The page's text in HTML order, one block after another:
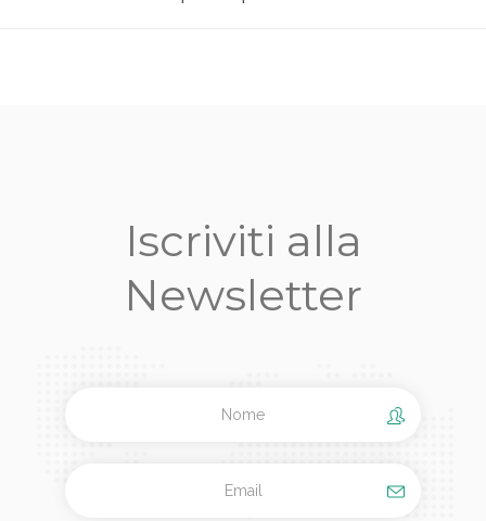
Iscriviti alla
Newsletter